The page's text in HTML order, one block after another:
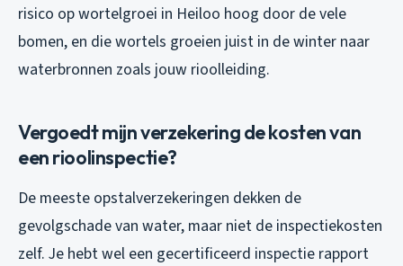
risico op wortelgroei in Heiloo hoog door de vele
bomen, en die wortels groeien juist in de winter naar
waterbronnen zoals jouw rioolleiding.
Vergoedt mijn verzekering de kosten van
een rioolinspectie?
De meeste opstalverzekeringen dekken de
gevolgschade van water, maar niet de inspectiekosten
zelf. Je hebt wel een gecertificeerd inspectie rapport